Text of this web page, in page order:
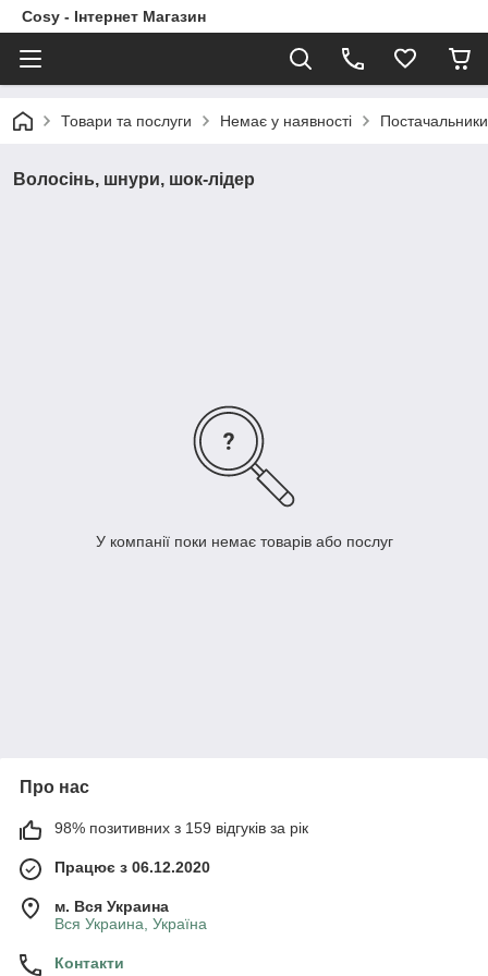
Cosy - Інтернет Магазин
Товари та послуги Немає у наявності Постачальники
Волосінь, шнури, шок-лідер
У компанії поки немає товарів або послуг
Про нас
98% позитивних з 159 відгуків за рік
Працює з 06.12.2020
м. Вся Украина
Вся Украина, Україна
Контакти